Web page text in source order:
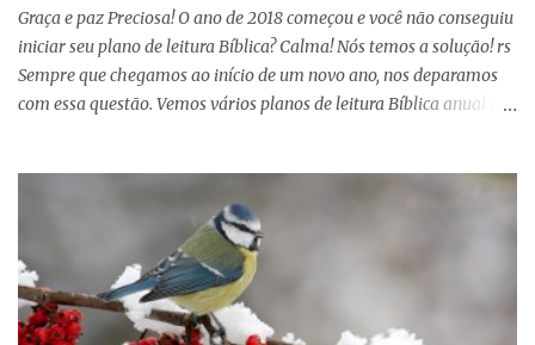
Sábio rei Salomão nós dá uma dica de beleza no livro de
Provérbios dizendo que o coração alegre aformoseia o rosto. A
alegr...
Graça e paz Preciosa! O ano de 2018 começou e você não conseguiu
iniciar seu plano de leitura Bíblica? Calma! Nós temos a solução! rs
Sempre que chegamos ao início de um novo ano, nos deparamos
com essa questão. Vemos vários planos de leitura Bíblica anual e
janeiro, principalmente as mulheres que muitas vezes recebem os
familiares em casa e precisam preparar várias coisas, ou então
aquela viagem de férias, e os dias se passaram e você não iniciou
sua leitura. E quando pegamos um plano de leitura Bíblica que
começa no dia primeiro de janeiro e percebemos que já estamos
no dia 20, desanimamos e acabamos deixando para o próximo